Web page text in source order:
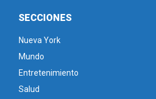
SECCIONES
Nueva York
Mundo
Entretenimiento
Salud